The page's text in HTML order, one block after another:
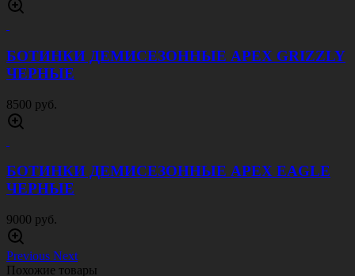
БОТИНКИ ДЕМИСЕЗОННЫЕ APEX GRIZZLY
ЧЕРНЫЕ
8500 руб.
БОТИНКИ ДЕМИСЕЗОННЫЕ APEX EAGLE
ЧЕРНЫЕ
9000 руб.
Previous Next
Похожие товары